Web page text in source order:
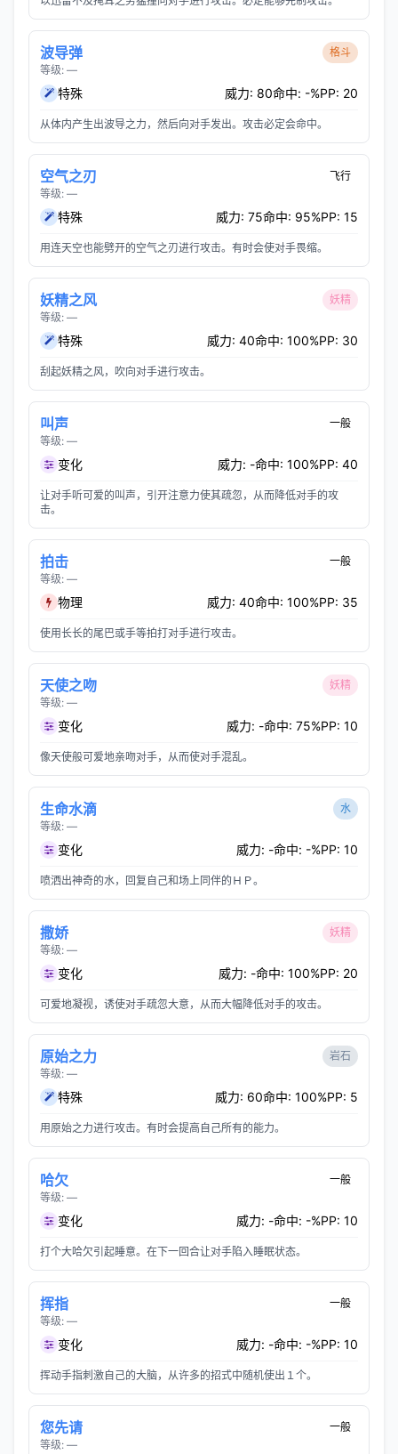
波导弹
等级: —
格斗
特殊 威力: 80命中: -%PP: 20
从体内产生出波导之力，然后向对手发出。攻击必定会命中。
空气之刃
等级: —
飞行
特殊 威力: 75命中: 95%PP: 15
用连天空也能劈开的空气之刃进行攻击。有时会使对手畏缩。
妖精之风
等级: —
妖精
特殊 威力: 40命中: 100%PP: 30
刮起妖精之风，吹向对手进行攻击。
叫声
等级: —
一般
变化 威力: -命中: 100%PP: 40
让对手听可爱的叫声，引开注意力使其疏忽，从而降低对手的攻
击。
拍击
等级: —
一般
物理 威力: 40命中: 100%PP: 35
使用长长的尾巴或手等拍打对手进行攻击。
天使之吻
等级: —
妖精
变化 威力: -命中: 75%PP: 10
像天使般可爱地亲吻对手，从而使对手混乱。
生命水滴
等级: —
水
变化 威力: -命中: -%PP: 10
喷洒出神奇的水，回复自己和场上同伴的ＨＰ。
撒娇
等级: —
妖精
变化 威力: -命中: 100%PP: 20
可爱地凝视，诱使对手疏忽大意，从而大幅降低对手的攻击。
原始之力
等级: —
岩石
特殊 威力: 60命中: 100%PP: 5
用原始之力进行攻击。有时会提高自己所有的能力。
哈欠
等级: —
一般
变化 威力: -命中: -%PP: 10
打个大哈欠引起睡意。在下一回合让对手陷入睡眠状态。
挥指
等级: —
一般
变化 威力: -命中: -%PP: 10
挥动手指刺激自己的大脑，从许多的招式中随机使出１个。
您先请
等级: —
一般